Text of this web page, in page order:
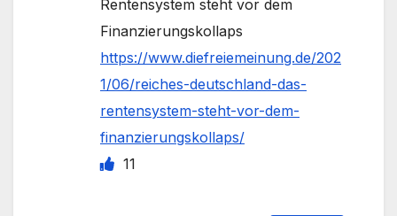
Rentensystem steht vor dem
Finanzierungskollaps
https://www.diefreiemeinung.de/202
1/06/reiches-deutschland-das-
rentensystem-steht-vor-dem-
finanzierungskollaps/
11